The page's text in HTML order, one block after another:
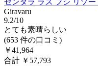
センタラ ラス フシ リゾ
Giravaru
9.2/10
とても素晴らしい
(653 件の口コミ)
￥41,964
合計 ￥57,793